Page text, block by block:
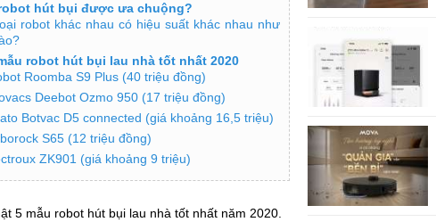
hút bụi được ưa chuộng?
robot khác nhau có hiệu suất khác nhau như
robot hút bụi lau nhà tốt nhất 2020
Roomba S9 Plus (40 triệu đồng)
Deebot Ozmo 950 (17 triệu đồng)
Botvac D5 connected (giá khoảng 16,5 triệu)
S65 (12 triệu đồng)
ZK901 (giá khoảng 9 triệu)
5 mẫu robot hút bụi lau nhà tốt nhất năm 2020.